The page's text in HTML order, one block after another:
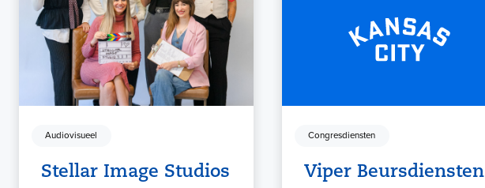
Audiovisueel
Stellar Image Studios
Congresdiensten
Viper Beursdiensten